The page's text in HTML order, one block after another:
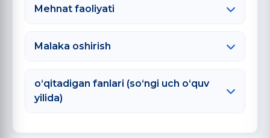
Mehnat faoliyati
Malaka oshirish
o‘qitadigan fanlari (so‘ngi uch o‘quv
yilida)